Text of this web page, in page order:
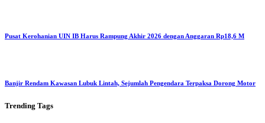
Pusat Kerohanian UIN IB Harus Rampung Akhir 2026 dengan Anggaran Rp18,6 M
Banjir Rendam Kawasan Lubuk Lintah, Sejumlah Pengendara Terpaksa Dorong Motor
Trending Tags